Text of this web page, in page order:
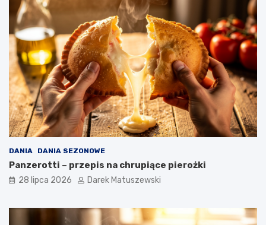
DANIA DANIA SEZONOWE
Panzerotti – przepis na chrupiące pierożki
28 lipca 2026 Darek Matuszewski